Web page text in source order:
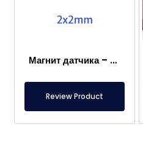
Магнит датчика – 2×2 мм
Review Product